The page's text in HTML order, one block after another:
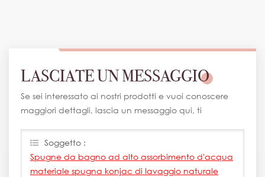
LASCIATE UN MESSAGGIO
Se sei interessato ai nostri prodotti e vuoi conoscere
maggiori dettagli, lascia un messaggio qui, ti
Soggetto :
Spugne da bagno ad alto assorbimento d'acqua
materiale spugna konjac di lavaggio naturale